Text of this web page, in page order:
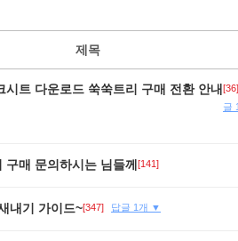
제목
시트 다운로드 쑥쑥트리 구매 전환 안내 [36]
글
매 문의하시는 님들께 [141]
내기 가이드~[347] 답글 1개 ▼